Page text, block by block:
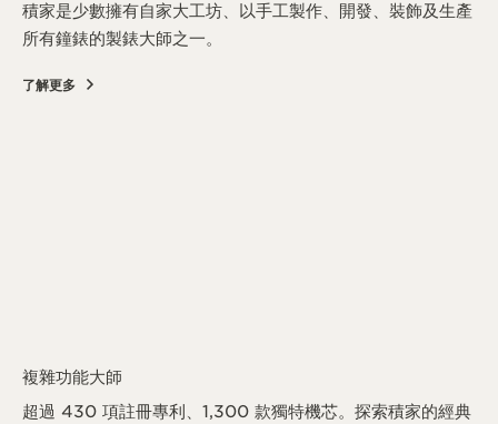
積家是少數擁有自家大工坊、以手工製作、開發、裝飾及生產
所有鐘錶的製錶大師之一。
了解更多
複雜功能大師
超過 430 項註冊專利、1,300 款獨特機芯。探索積家的經典